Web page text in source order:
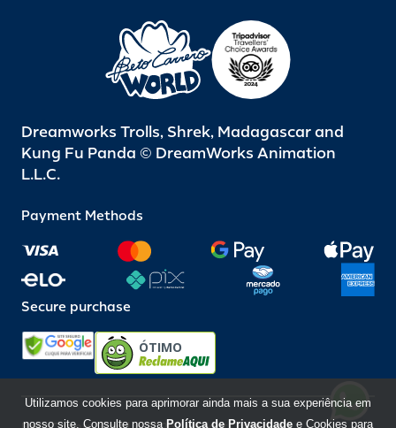
Dreamworks Trolls, Shrek, Madagascar and
Kung Fu Panda © DreamWorks Animation
L.L.C.
Payment Methods
Secure purchase
ÓTIMO
Utilizamos cookies para aprimorar ainda mais a sua experiência em
nosso site. Consulte nossa Política de Privacidade e Cookies para